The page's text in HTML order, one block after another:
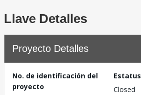
Llave Detalles
Proyecto Detalles
No. de identificación del
proyecto
Estatus
Closed